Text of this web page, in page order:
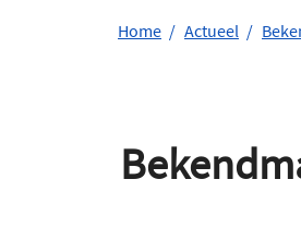
Home Actueel